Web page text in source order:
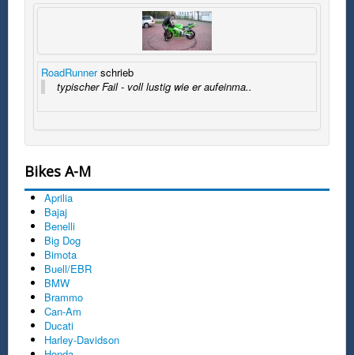
RoadRunnerschrieb
typischer Fail - voll lustig wie er aufeinma..
Bikes A-M
Aprilia
Bajaj
Benelli
Big Dog
Bimota
Buell/EBR
BMW
Brammo
Can-Am
Ducati
Harley-Davidson